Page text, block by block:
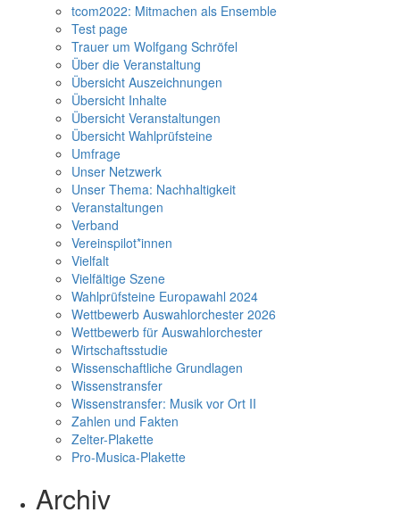
tcom2022: Mitmachen als Ensemble
Test page
Trauer um Wolfgang Schröfel
Über die Veranstaltung
Übersicht Auszeichnungen
Übersicht Inhalte
Übersicht Veranstaltungen
Übersicht Wahlprüfsteine
Umfrage
Unser Netzwerk
Unser Thema: Nachhaltigkeit
Veranstaltungen
Verband
Vereinspilot*innen
Vielfalt
Vielfältige Szene
Wahlprüfsteine Europawahl 2024
Wettbewerb Auswahlorchester 2026
Wettbewerb für Auswahlorchester
Wirtschaftsstudie
Wissenschaftliche Grundlagen
Wissenstransfer
Wissenstransfer: Musik vor Ort II
Zahlen und Fakten
Zelter-Plakette
Pro-Musica-Plakette
Archiv